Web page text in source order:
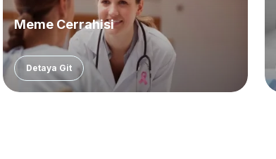
Meme Cerrahisi
Detaya Git